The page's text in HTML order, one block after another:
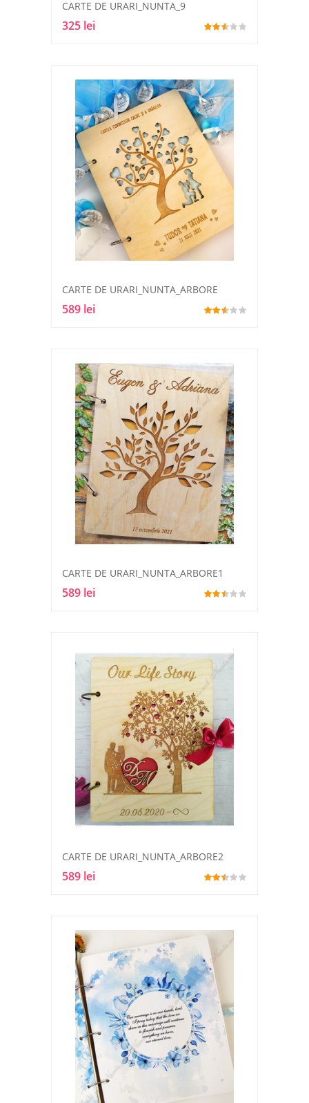
CARTE DE URARI_NUNTA_9
325 lei
CARTE DE URARI_NUNTA_ARBORE
589 lei
CARTE DE URARI_NUNTA_ARBORE1
589 lei
CARTE DE URARI_NUNTA_ARBORE2
589 lei